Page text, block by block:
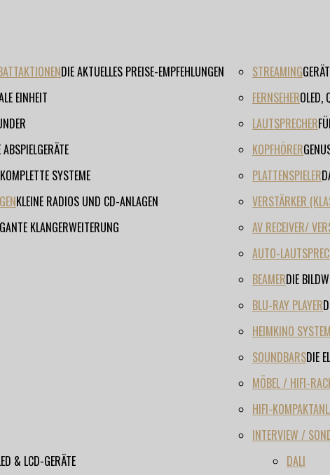
DIE AKTUELLES PREISE-EMPFEHLUNGEN
EINHEIT
ABSPIELGERÄTE
KOMPLETTE SYSTEME
KLEINE RADIOS UND CD-ANLAGEN
KLANGERWEITERUNG
STREAMING
FERNSEHEROLED,
LAUTSPRECHER
KOPFHÖRER
PLATTENSPIELER
VERSTÄRKER
AV RECEIVER/
AUTO-
BEAMERDIE
BLU-RAY PLAYER
HEIMKINO
SOUNDBARSDIE
MÖBEL / HIFI-
HIFI-
INTERVIEW /
& LCD-GERÄTE
DALI